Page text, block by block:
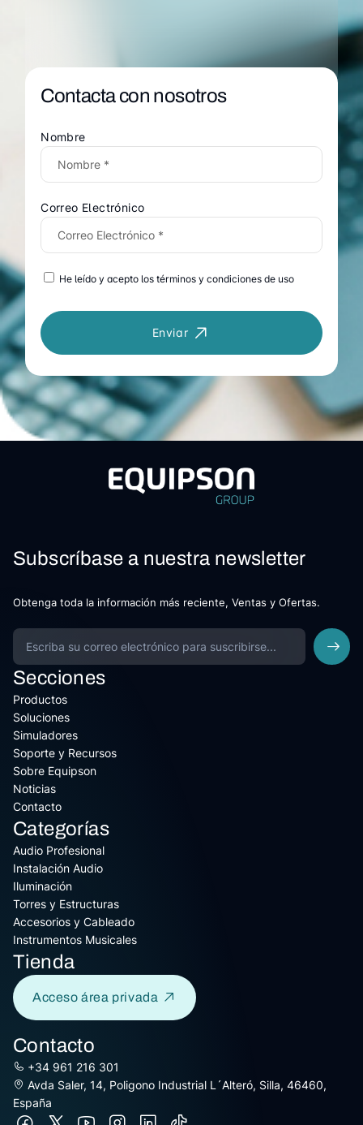
Contacta con nosotros
Nombre
Correo Electrónico
He leído y acepto los términos y condiciones de uso
Enviar
Subscríbase a nuestra newsletter
Obtenga toda la información más reciente, Ventas y Ofertas.
Secciones
Productos
Soluciones
Simuladores
Soporte y Recursos
Sobre Equipson
Noticias
Contacto
Categorías
Audio Profesional
Instalación Audio
Iluminación
Torres y Estructuras
Accesorios y Cableado
Instrumentos Musicales
Tienda
Acceso área privada
Contacto
+34 961 216 301
Avda Saler, 14, Poligono Industrial L´Alteró, Silla, 46460,
España